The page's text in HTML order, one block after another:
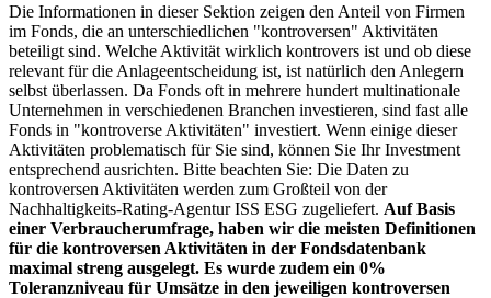
Die Informationen in dieser Sektion zeigen den Anteil von Firmen
im Fonds, die an unterschiedlichen "kontroversen" Aktivitäten
beteiligt sind. Welche Aktivität wirklich kontrovers ist und ob diese
relevant für die Anlageentscheidung ist, ist natürlich den Anlegern
selbst überlassen. Da Fonds oft in mehrere hundert multinationale
Unternehmen in verschiedenen Branchen investieren, sind fast alle
Fonds in "kontroverse Aktivitäten" investiert. Wenn einige dieser
Aktivitäten problematisch für Sie sind, können Sie Ihr Investment
entsprechend ausrichten. Bitte beachten Sie: Die Daten zu
kontroversen Aktivitäten werden zum Großteil von der
Nachhaltigkeits-Rating-Agentur ISS ESG zugeliefert. Auf Basis
einer Verbraucherumfrage, haben wir die meisten Definitionen
für die kontroversen Aktivitäten in der Fondsdatenbank
maximal streng ausgelegt. Es wurde zudem ein 0%
Toleranzniveau für Umsätze in den jeweiligen kontroversen